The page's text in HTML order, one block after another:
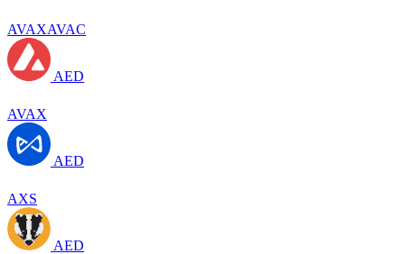
AVAXAVAC
AED
AVAX
AED
AXS
AED